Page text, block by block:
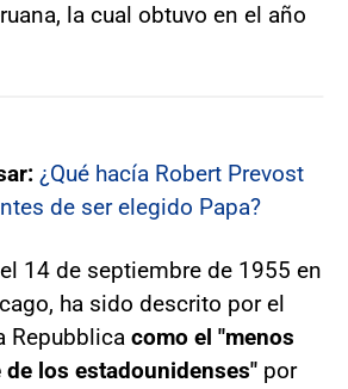
la cual obtuvo en el año
¿Qué hacía Robert Prevost
de ser elegido Papa?
14 de septiembre de 1955 en
ha sido descrito por el
Repubblica como el "menos
los estadounidenses" por